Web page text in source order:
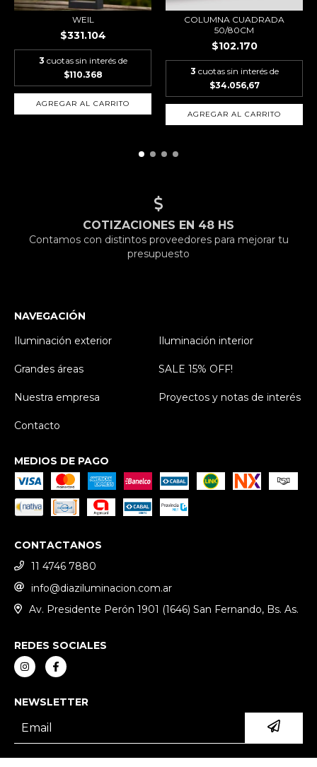
WEIL
$331.104
3 cuotas sin interés de
$110.368
COLUMNA CUADRADA
50/80CM
$102.170
3 cuotas sin interés de
$34.056,67
AGREGAR AL CARRITO
COTIZACIONES EN 48 HS
Contamos con distintos proveedores para mejorar tu
presupuesto
NAVEGACIÓN
Iluminación exterior
Iluminación interior
Grandes áreas SALE 15% OFF!
Nuestra empresa Proyectos y notas de interés
Contacto
MEDIOS DE PAGO
CONTACTANOS
11 4746 7880
info@diaziluminacion.com.ar
Av. Presidente Perón 1901 (1646) San Fernando, Bs. As.
REDES SOCIALES
NEWSLETTER